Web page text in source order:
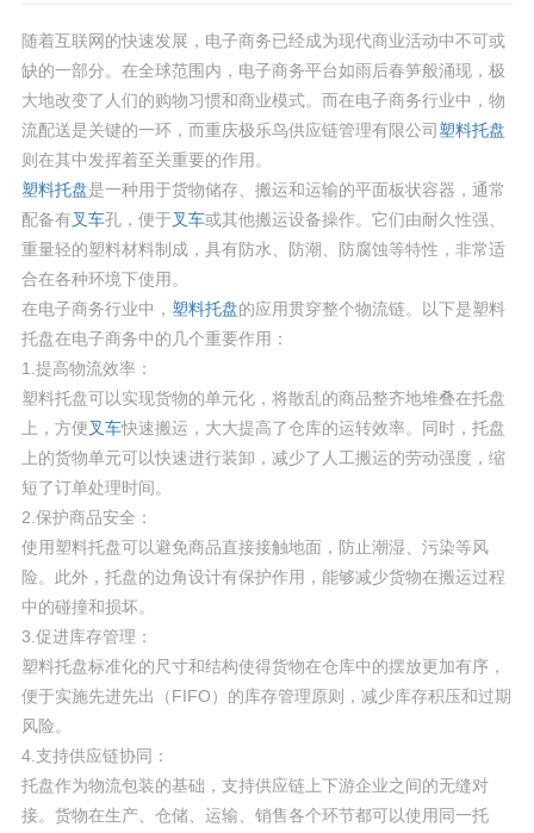
随着互联网的快速发展，电子商务已经成为现代商业活动中不可或
缺的一部分。在全球范围内，电子商务平台如雨后春笋般涌现，极
大地改变了人们的购物习惯和商业模式。而在电子商务行业中，物
流配送是关键的一环，而重庆极乐鸟供应链管理有限公司 塑料托盘
则在其中发挥着至关重要的作用。
塑料托盘是一种用于货物储存、搬运和运输的平面板状容器，通常
配备有叉车孔，便于叉车或其他搬运设备操作。它们由耐久性强、
重量轻的塑料材料制成，具有防水、防潮、防腐蚀等特性，非常适
合在各种环境下使用。
在电子商务行业中， 塑料托盘的应用贯穿整个物流链。以下是塑料
托盘在电子商务中的几个重要作用：
1.提高物流效率：
塑料托盘可以实现货物的单元化，将散乱的商品整齐地堆叠在托盘
上，方便叉车快速搬运，大大提高了仓库的运转效率。同时，托盘
上的货物单元可以快速进行装卸，减少了人工搬运的劳动强度，缩
短了订单处理时间。
2.保护商品安全：
使用塑料托盘可以避免商品直接接触地面，防止潮湿、污染等风
险。此外，托盘的边角设计有保护作用，能够减少货物在搬运过程
中的碰撞和损坏。
3.促进库存管理：
塑料托盘标准化的尺寸和结构使得货物在仓库中的摆放更加有序，
便于实施先进先出（FIFO）的库存管理原则，减少库存积压和过期
风险。
4.支持供应链协同：
托盘作为物流包装的基础，支持供应链上下游企业之间的无缝对
接。货物在生产、仓储、运输、销售各个环节都可以使用同一托